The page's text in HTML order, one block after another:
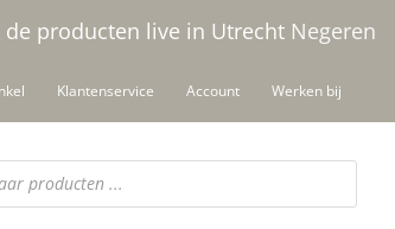
producten live in Utrecht Negeren
Klantenservice Account Werken bij